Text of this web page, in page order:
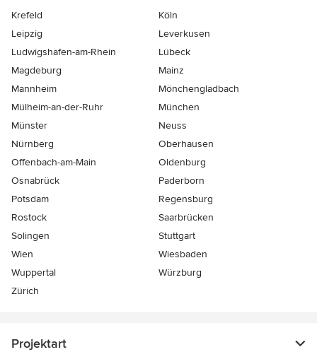
Krefeld
Köln
Leipzig
Leverkusen
Ludwigshafen-am-Rhein
Lübeck
Magdeburg
Mainz
Mannheim
Mönchen­gladbach
Mülheim-an-der-Ruhr
München
Münster
Neuss
Nürnberg
Oberhausen
Offenbach-am-Main
Oldenburg
Osnabrück
Paderborn
Potsdam
Regensburg
Rostock
Saarbrücken
Solingen
Stuttgart
Wien
Wiesbaden
Wuppertal
Würzburg
Zürich
Projektart